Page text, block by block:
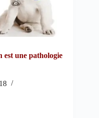
est une pathologie